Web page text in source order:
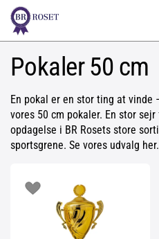
Pokaler 50 cm
En pokal er en stor ting at
vores 50 cm pokaler. En stor
opdagelse i BR Rosets store
sportsgrene. Se vores udvalg her.